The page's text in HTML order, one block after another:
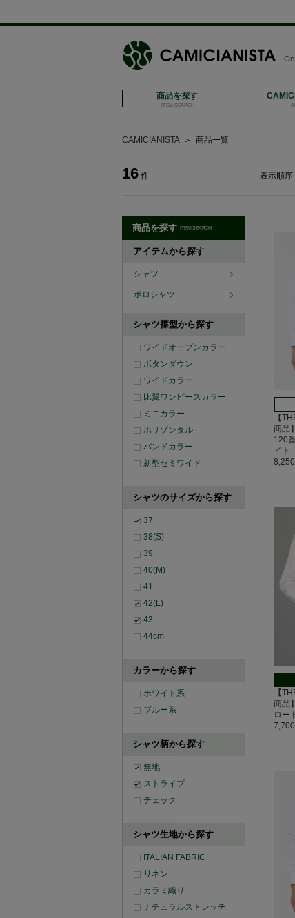
商品を探す
ITEM SEARCH
CAMICIANISTA＞ 商品一覧
16 件 表示順序
商品を探す ITEM SEARCH
アイテムから探す
シャツ
ポロシャツ
シャツ襟型から探す
ワイドオープンカラー
ボタンダウン
ワイドカラー
比翼ワンピースカラー
ミニカラー
ホリゾンタル
バンドカラー
新型セミワイド
シャツのサイズから探す
37
38(S)
39
40(M)
41
42(L)
43
44cm
カラーから探す
ホワイト系
ブルー系
シャツ柄から探す
無地
ストライプ
チェック
シャツ生地から探す
ITALIAN FABRIC
リネン
カラミ織り
ナチュラルストレッチ
【
商品
120
イト
【
商品
ロー